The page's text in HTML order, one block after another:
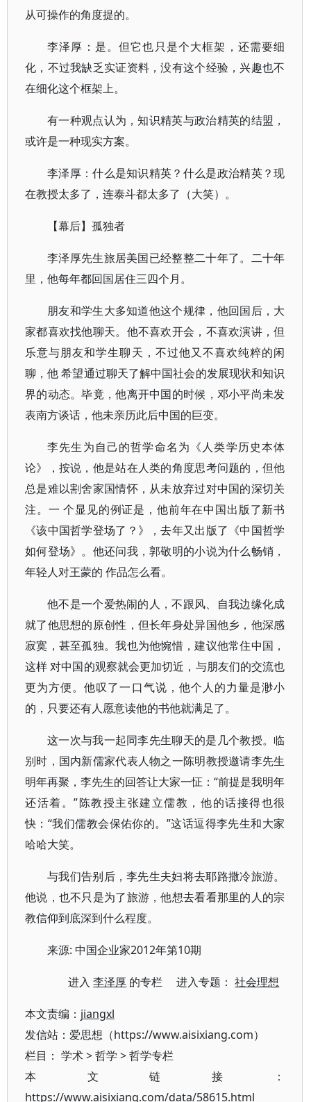
从可操作的角度提的。
李泽厚：是。但它也只是个大框架，还需要细
化，不过我缺乏实证资料，没有这个经验，兴趣也不
在细化这个框架上。
有一种观点认为，知识精英与政治精英的结盟，
或许是一种现实方案。
李泽厚：什么是知识精英？什么是政治精英？现
在教授太多了，连泰斗都太多了（大笑）。
【幕后】孤独者
李泽厚先生旅居美国已经整整二十年了。二十年
里，他每年都回国居住三四个月。
朋友和学生大多知道他这个规律，他回国后，大
家都喜欢找他聊天。他不喜欢开会，不喜欢演讲，但
乐意与朋友和学生聊天，不过他又不喜欢纯粹的闲
聊，他 希望通过聊天了解中国社会的发展现状和知识
界的动态。毕竟，他离开中国的时候，邓小平尚未发
表南方谈话，他未亲历此后中国的巨变。
李先生为自己的哲学命名为《人类学历史本体
论》，按说，他是站在人类的角度思考问题的，但他
总是难以割舍家国情怀，从未放弃过对中国的深切关
注。一 个显见的例证是，他前年在中国出版了新书
《该中国哲学登场了？》，去年又出版了《中国哲学
如何登场》。他还问我，郭敬明的小说为什么畅销，
年轻人对王蒙的 作品怎么看。
他不是一个爱热闹的人，不跟风、自我边缘化成
就了他思想的原创性，但长年身处异国他乡，他深感
寂寞，甚至孤独。我也为他惋惜，建议他常住中国，
这样 对中国的观察就会更加切近，与朋友们的交流也
更为方便。他叹了一口气说，他个人的力量是渺小
的，只要还有人愿意读他的书他就满足了。
这一次与我一起同李先生聊天的是几个教授。临
别时，国内新儒家代表人物之一陈明教授邀请李先生
明年再聚，李先生的回答让大家一怔：“前提是我明年
还活着。”陈教授主张建立儒教，他的话接得也很
快：“我们儒教会保佑你的。”这话逗得李先生和大家
哈哈大笑。
与我们告别后，李先生夫妇将去耶路撒冷旅游。
他说，也不只是为了旅游，他想去看看那里的人的宗
教信仰到底深到什么程度。
来源: 中国企业家2012年第10期
进入李泽厚 的专栏 进入专题：社会理想
本文责编： jiangxl
发信站：爱思想（https://www.aisixiang.com）
栏目： 学术>哲学 >哲学专栏
本文链接：
https://www.aisixiang.com/data/58615.html